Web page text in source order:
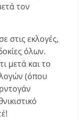
τον
στις εκλογές,
όλων.
μετά και το
(όπου